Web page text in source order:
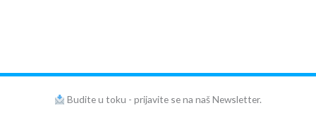
Budite u toku - prijavite se na naš Newsletter.